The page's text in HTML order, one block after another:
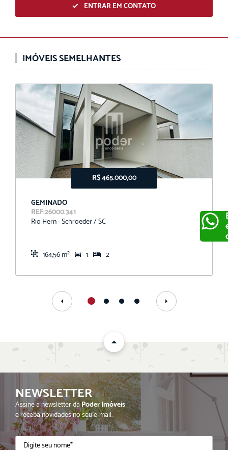
ENTRAR EM CONTATO
IMÓVEIS SEMELHANTES
R$ 465.000,00
GEMINADO
REF:26000.341
Rio Hern - Schroeder / SC
164,56 m² 1 2
NEWSLETTER
Assine a newsletter daPoder Imóveis
e receba novidades no seu e-mail.